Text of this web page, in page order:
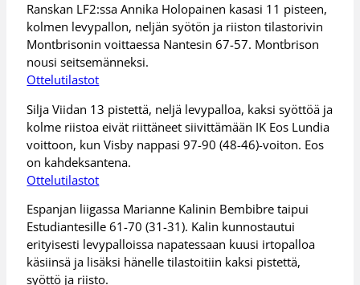
Ranskan LF2:ssa Annika Holopainen kasasi 11 pisteen,
kolmen levypallon, neljän syötön ja riiston tilastorivin
Montbrisonin voittaessa Nantesin 67-57. Montbrison
nousi seitsemänneksi.
Ottelutilastot
Silja Viidan 13 pistettä, neljä levypalloa, kaksi syöttöä ja
kolme riistoa eivät riittäneet siivittämään IK Eos Lundia
voittoon, kun Visby nappasi 97-90 (48-46)-voiton. Eos
on kahdeksantena.
Ottelutilastot
Espanjan liigassa Marianne Kalinin Bembibre taipui
Estudiantesille 61-70 (31-31). Kalin kunnostautui
erityisesti levypalloissa napatessaan kuusi irtopalloa
käsiinsä ja lisäksi hänelle tilastoitiin kaksi pistettä,
syöttö ja riisto.